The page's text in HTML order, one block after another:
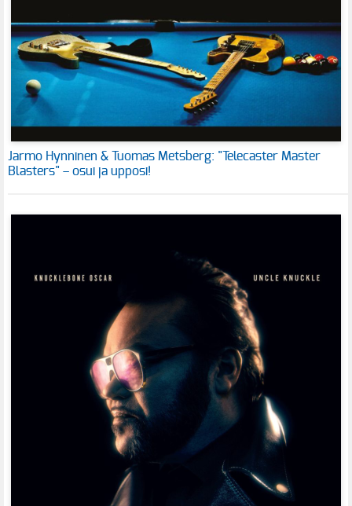
Jarmo Hynninen & Tuomas Metsberg: "Telecaster Master
Blasters" – osui ja upposi!